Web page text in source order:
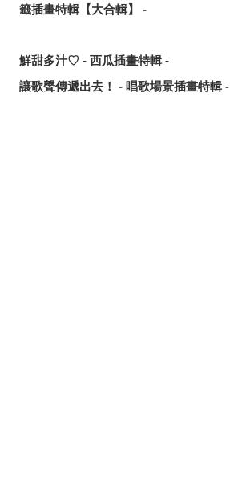
籤插畫特輯【大合輯】 -
鮮甜多汁♡ - 西瓜插畫特輯 -
讓歌聲傳遞出去！ - 唱歌場景插畫特輯 -